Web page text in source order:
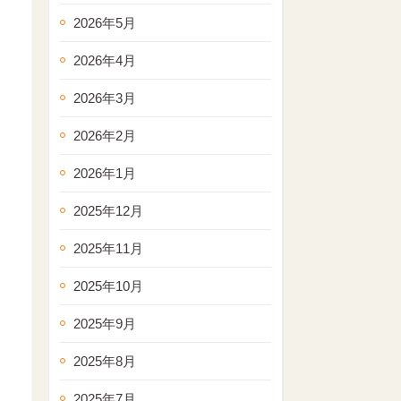
2026年5月
2026年4月
2026年3月
2026年2月
2026年1月
2025年12月
2025年11月
2025年10月
2025年9月
2025年8月